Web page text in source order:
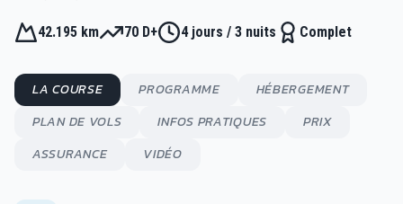
42.195 km 70 D+ 4 jours / 3 nuits Complet
LA COURSE PROGRAMME
HÉBERGEMENT
PLAN DE VOLS
INFOS PRATIQUES
PRIX
ASSURANCE
VIDÉO